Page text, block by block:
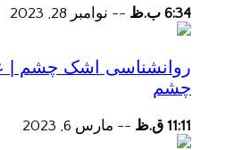
6:34 ب.ظ -- نوامبر 28, 2023
روانشناسی اشک چشم |
چشم
11:11 ق.ظ -- مارس 6, 2023